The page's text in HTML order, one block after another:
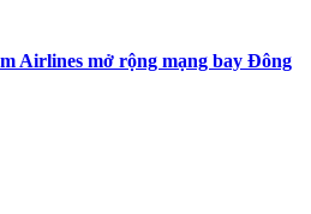
Airlines mở rộng mạng bay Đông